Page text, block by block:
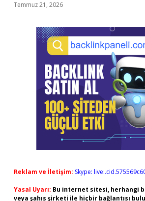
Temmuz 21, 2026
Reklam ve İletişim: Skype:
Yasal Uyarı: Bu internet sitesi, herhangi
veya şahıs şirketi ile hiçbir bağlantısı